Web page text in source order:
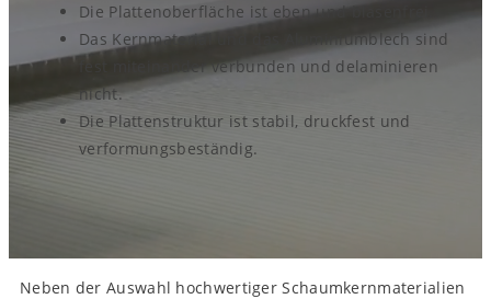
Die Plattenoberfläche ist eben und blasenfrei.
Das Kernmaterial und das Aluminiumblech sind
fest miteinander verbunden und delaminieren
nicht.
Die Plattenstruktur ist stabil, druckfest und
verformungsbeständig.
Neben der Auswahl hochwertiger Schaumkernmaterialien